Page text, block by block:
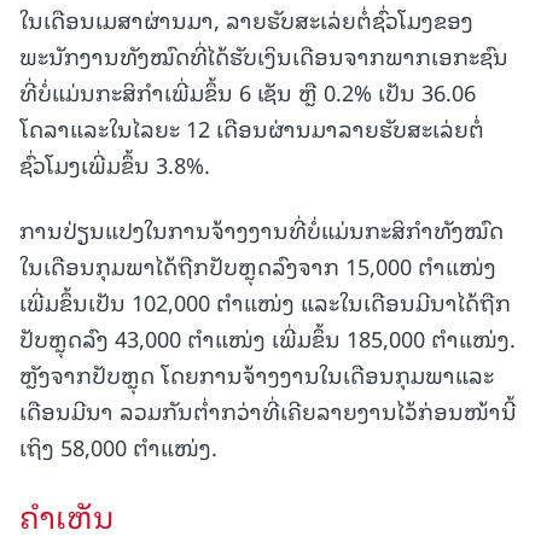
ໃນເດືອນເມສາຜ່ານມາ, ລາຍຮັບສະເລ່ຍຕໍ່ຊົ່ວໂມງຂອງ
ພະນັກງານທັງໝົດທີ່ໄດ້ຮັບເງິນເດືອນຈາກພາກເອກະຊົນ
ທີ່ບໍ່ແມ່ນກະສິກຳເພີ່ມຂຶ້ນ 6 ເຊັນ ຫຼື 0.2% ເປັນ 36.06
ໂດລາແລະໃນໄລຍະ 12 ເດືອນຜ່ານມາລາຍຮັບສະເລ່ຍຕໍ່
ຊົ່ວໂມງເພີ່ມຂຶ້ນ 3.8%.
ການປ່ຽນແປງໃນການຈ້າງງານທີ່ບໍ່ແມ່ນກະສິກໍາທັງໝົດ
ໃນເດືອນກຸມພາໄດ້ຖືກປັບຫຼຸດລົງຈາກ 15,000 ຕຳແໜ່ງ
ເພີ່ມຂຶ້ນເປັນ 102,000 ຕຳແໜ່ງ ແລະໃນເດືອນມີນາໄດ້ຖືກ
ປັບຫຼຸດລົງ 43,000 ຕຳແໜ່ງ ເພີ່ມຂຶ້ນ 185,000 ຕຳແໜ່ງ.
ຫຼັງຈາກປັບຫຼຸດ ໂດຍການຈ້າງງານໃນເດືອນກຸມພາແລະ
ເດືອນມີນາ ລວມກັນຕໍ່າກວ່າທີ່ເຄີຍລາຍງານໄວ້ກ່ອນໜ້ານີ້
ເຖິງ 58,000 ຕຳແໜ່ງ.
ຄໍາເຫັນ